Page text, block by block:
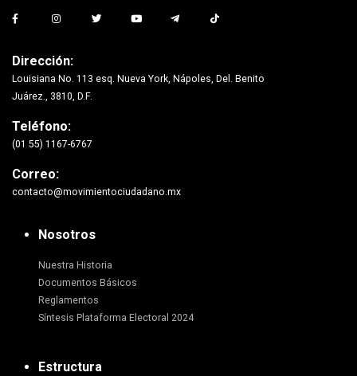
Dirección:
Louisiana No. 113 esq. Nueva York, Nápoles, Del. Benito
Juárez., 3810, D.F.
Teléfono:
(01 55) 1167-6767
Correo:
contacto@movimientociudadano.mx
Nosotros
Nuestra Historia
Documentos Básicos
Reglamentos
Síntesis Plataforma Electoral 2024
Estructura